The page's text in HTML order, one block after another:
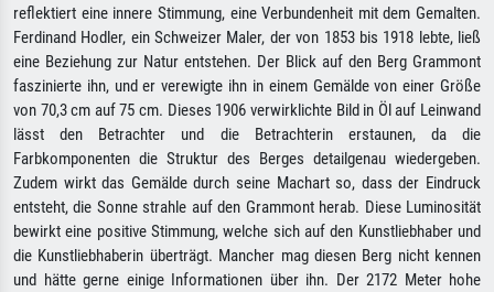
reflektiert eine innere Stimmung, eine Verbundenheit mit dem Gemalten.
Ferdinand Hodler, ein Schweizer Maler, der von 1853 bis 1918 lebte, ließ
eine Beziehung zur Natur entstehen. Der Blick auf den Berg Grammont
faszinierte ihn, und er verewigte ihn in einem Gemälde von einer Größe
von 70,3 cm auf 75 cm. Dieses 1906 verwirklichte Bild in Öl auf Leinwand
lässt den Betrachter und die Betrachterin erstaunen, da die
Farbkomponenten die Struktur des Berges detailgenau wiedergeben.
Zudem wirkt das Gemälde durch seine Machart so, dass der Eindruck
entsteht, die Sonne strahle auf den Grammont herab. Diese Luminosität
bewirkt eine positive Stimmung, welche sich auf den Kunstliebhaber und
die Kunstliebhaberin überträgt. Mancher mag diesen Berg nicht kennen
und hätte gerne einige Informationen über ihn. Der 2172 Meter hohe